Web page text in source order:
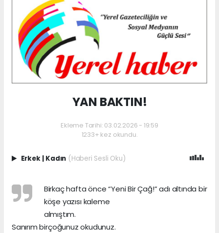
YAN BAKTIN!
Ekleme Tarihi: 03.02.2026 - 19:59
1233+ kez okundu.
Erkek | Kadın (Haberi Sesli Oku)
Birkaç hafta önce “Yeni Bir Çağ!” adı altında bir
köşe yazısı kaleme
almıştım.
Sanırım birçoğunuz okudunuz.